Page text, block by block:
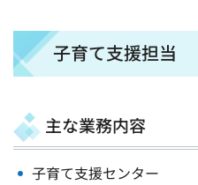
子育て支援担当
主な業務内容
子育て支援センター